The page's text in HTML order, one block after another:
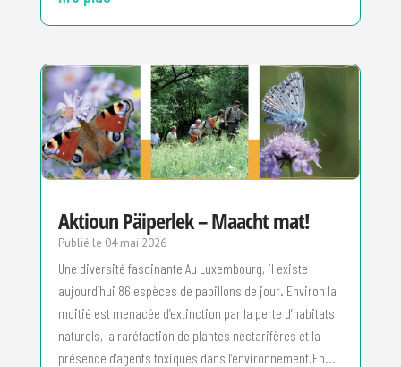
Aktioun Päiperlek – Maacht mat!
04 mai 2026
Une diversité fascinante Au Luxembourg, il existe
aujourd’hui 86 espèces de papillons de jour. Environ la
moitié est menacée d’extinction par la perte d’habitats
naturels, la raréfaction de plantes nectarifères et la
présence d’agents toxiques dans l’environnement.En...